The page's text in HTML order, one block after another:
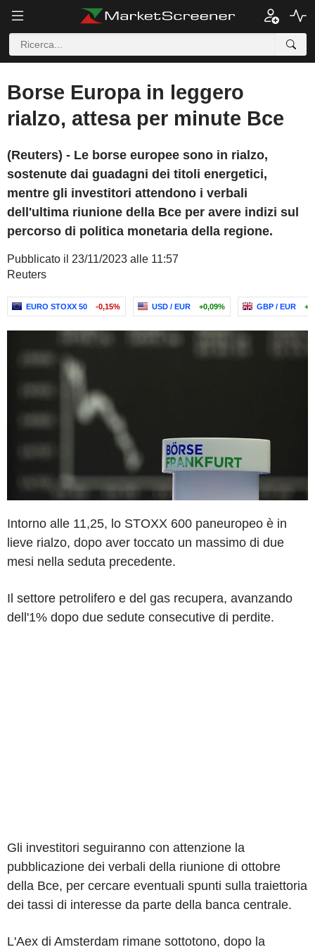
Borse Europa in leggero
rialzo, attesa per minute Bce
(Reuters) - Le borse europee sono in rialzo,
sostenute dai guadagni dei titoli energetici,
mentre gli investitori attendono i verbali
dell'ultima riunione della Bce per avere indizi sul
percorso di politica monetaria della regione.
Pubblicato il 23/11/2023 alle 11:57
Reuters
EURO STOXX 50 -0,15% USD / EUR +0,09% GBP / EUR
Intorno alle 11,25, lo STOXX 600 paneuropeo è in
lieve rialzo, dopo aver toccato un massimo di due
mesi nella seduta precedente.
Il settore petrolifero e del gas recupera, avanzando
dell'1% dopo due sedute consecutive di perdite.
Gli investitori seguiranno con attenzione la
pubblicazione dei verbali della riunione di ottobre
della Bce, per cercare eventuali spunti sulla traiettoria
dei tassi di interesse da parte della banca centrale.
L'Aex di Amsterdam rimane sottotono, dopo la